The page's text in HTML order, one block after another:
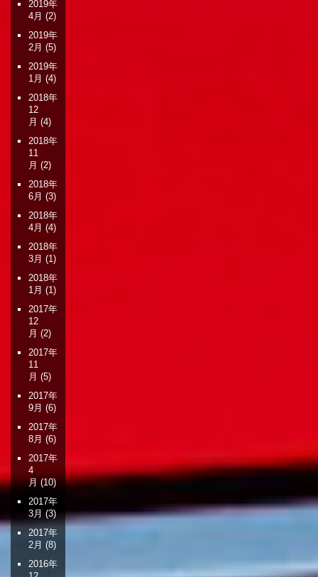
2019年
4月 (2)
2019年
2月 (5)
2019年
1月 (4)
2018年
12
月 (4)
2018年
11
月 (2)
2018年
6月 (3)
2018年
4月 (4)
2018年
3月 (1)
2018年
1月 (1)
2017年
12
月 (2)
2017年
11
月 (5)
2017年
9月 (6)
2017年
8月 (6)
2017年
4
月(10)
2017年
3月 (3)
2017年
2月 (8)
2016年